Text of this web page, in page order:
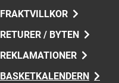
FRAKTVILLKOR
RETURER / BYTEN
REKLAMATIONER
BASKETKALENDERN